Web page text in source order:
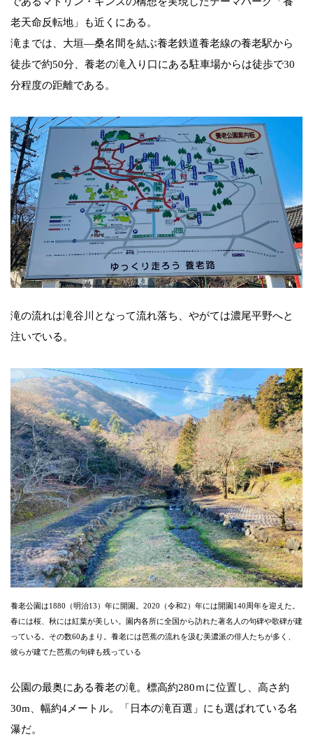
老天命反転地」も近くにある。
滝までは、大垣―桑名間を結ぶ養老鉄道養老線の養老駅から
徒歩で約50分、養老の滝入り口にある駐車場からは徒歩で30
分程度の距離である。
滝の流れは滝谷川となって流れ落ち、やがては濃尾平野へと
注いでいる。
養老公園は1880（明治13）年に開園。2020（令和2）年には開園140周年を迎えた。
春には桜、秋には紅葉が美しい。園内各所に全国から訪れた著名人の句碑や歌碑が建
っている。その数60あまり。養老には芭蕉の流れを汲む美濃派の俳人たちが多く、
彼らが建てた芭蕉の句碑も残っている
公園の最奥にある養老の滝。標高約280ｍに位置し、高さ約
30m、幅約4メートル。「日本の滝百選」にも選ばれている名
瀑だ。